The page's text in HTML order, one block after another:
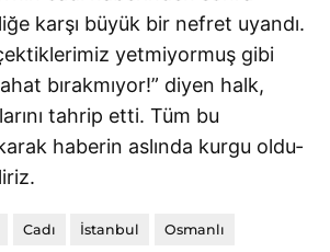
kar­şı büyük bir nefret uyandı.
çektiklerimiz yetmiyormuş gibi
bırakmıyor!” diyen halk,
tahrip etti. Tüm bu
haberin aslında kurgu oldu­
Cadı İstanbul Osmanlı